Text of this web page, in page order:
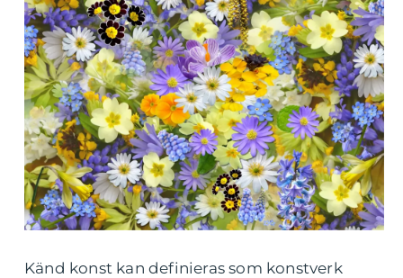
Känd konst kan definieras som konstverk